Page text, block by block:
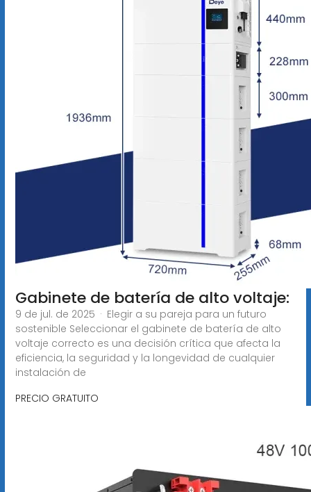
Gabinete de batería de alto voltaje:
9 de jul. de 2025 · Elegir a su pareja para un futuro
sostenible Seleccionar el gabinete de batería de alto
voltaje correcto es una decisión crítica que afecta la
eficiencia, la seguridad y la longevidad de cualquier
instalación de
PRECIO GRATUITO